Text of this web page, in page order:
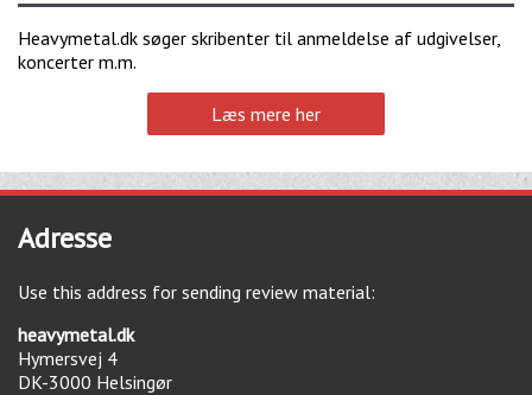
Heavymetal.dk søger skribenter til anmeldelse af udgivelser,
koncerter m.m.
Læs mere her
Adresse
Use this address for sending review material:
heavymetal.dk
Hymersvej 4
DK-3000 Helsingør